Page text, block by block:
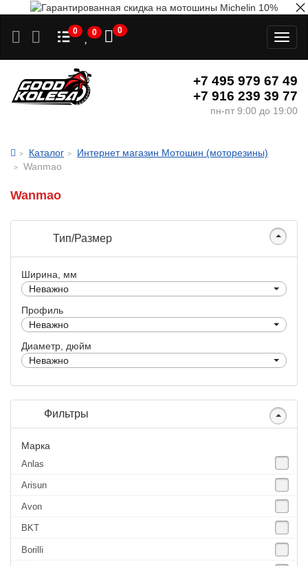
0 0 0
+7 495 979 67 49
+7 916 239 39 77
пн-пт 9:00 до 19:00
Каталог
Интернет магазин Мотошин (моторезины)
Wanmao
Wanmao
Тип/Размер
Ширина, мм
Неважно
Профиль
Неважно
Диаметр, дюйм
Неважно
Фильтры
Марка
Anlas
Arisun
Avon
BKT
Borilli